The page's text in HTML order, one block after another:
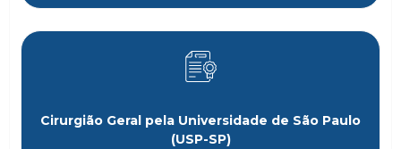
Cirurgião Geral pela Universidade de São Paulo
(USP-SP)